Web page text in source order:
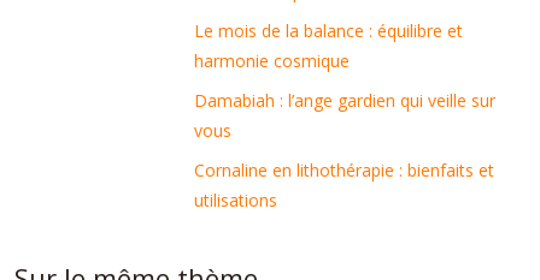
Le mois de la balance : équilibre et
harmonie cosmique
Damabiah : l’ange gardien qui veille sur
vous
Cornaline en lithothérapie : bienfaits et
utilisations